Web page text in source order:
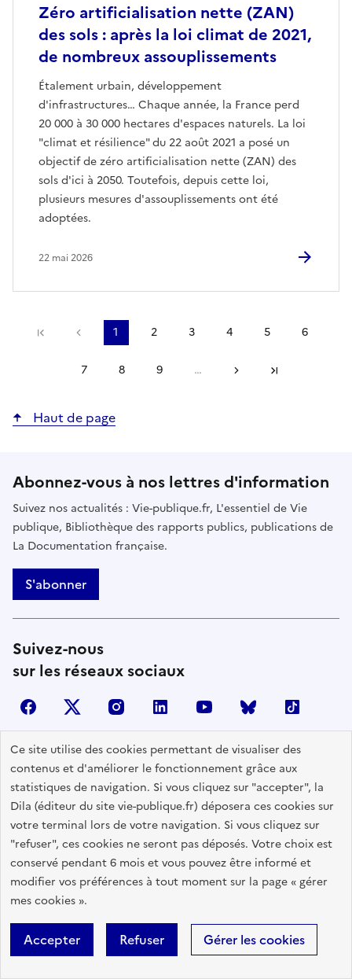
Ce site utilise des cookies permettant de visualiser des
contenus et d'améliorer le fonctionnement grâce aux
statistiques de navigation. Si vous cliquez sur "accepter", la
Dila (éditeur du site vie-publique.fr) déposera ces cookies sur
votre terminal lors de votre navigation. Si vous cliquez sur
"refuser", ces cookies ne seront pas déposés. Votre choix est
conservé pendant 6 mois et vous pouvez être informé et
modifier vos préférences à tout moment sur la page « gérer
mes cookies ».
Accepter Refuser Gérer les cookies
Zéro artificialisation nette (ZAN)
des sols : après la loi climat de 2021,
de nombreux assouplissements
Étalement urbain, développement
d'infrastructures… Chaque année, la France perd
20 000 à 30 000 hectares d'espaces naturels. La loi
"climat et résilience" du 22 août 2021 a posé un
objectif de zéro artificialisation nette (ZAN) des
sols d'ici à 2050. Toutefois, depuis cette loi,
plusieurs mesures d'assouplissements ont été
adoptées.
22 mai 2026
Première pagePrécédent
Page
1 Page
2 Page
3 Page
4 Page
5 Page
6
Page
7 Page
8 Page
9 … SuivantDernière page
Haut de page
Abonnez-vous à nos lettres d'information
Suivez nos actualités : Vie-publique.fr, L'essentiel de Vie
publique, Bibliothèque des rapports publics, publications de
La Documentation française.
S'abonner
Suivez-nous
sur les réseaux sociaux
facebook X (anciennement Twitter)
instagramlinkedin youtube Bluesky
Contactez-nous
Lettres d'information
Espace Presse
Utiliser nos contenus
Flux RSS
Travailler avec Vie publique
Glossaire